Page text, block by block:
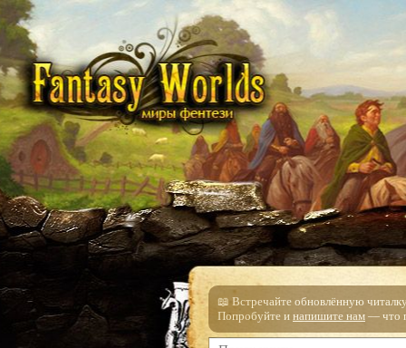
📖 Встречайте обновлённую
Попробуйте и напишите нам — что